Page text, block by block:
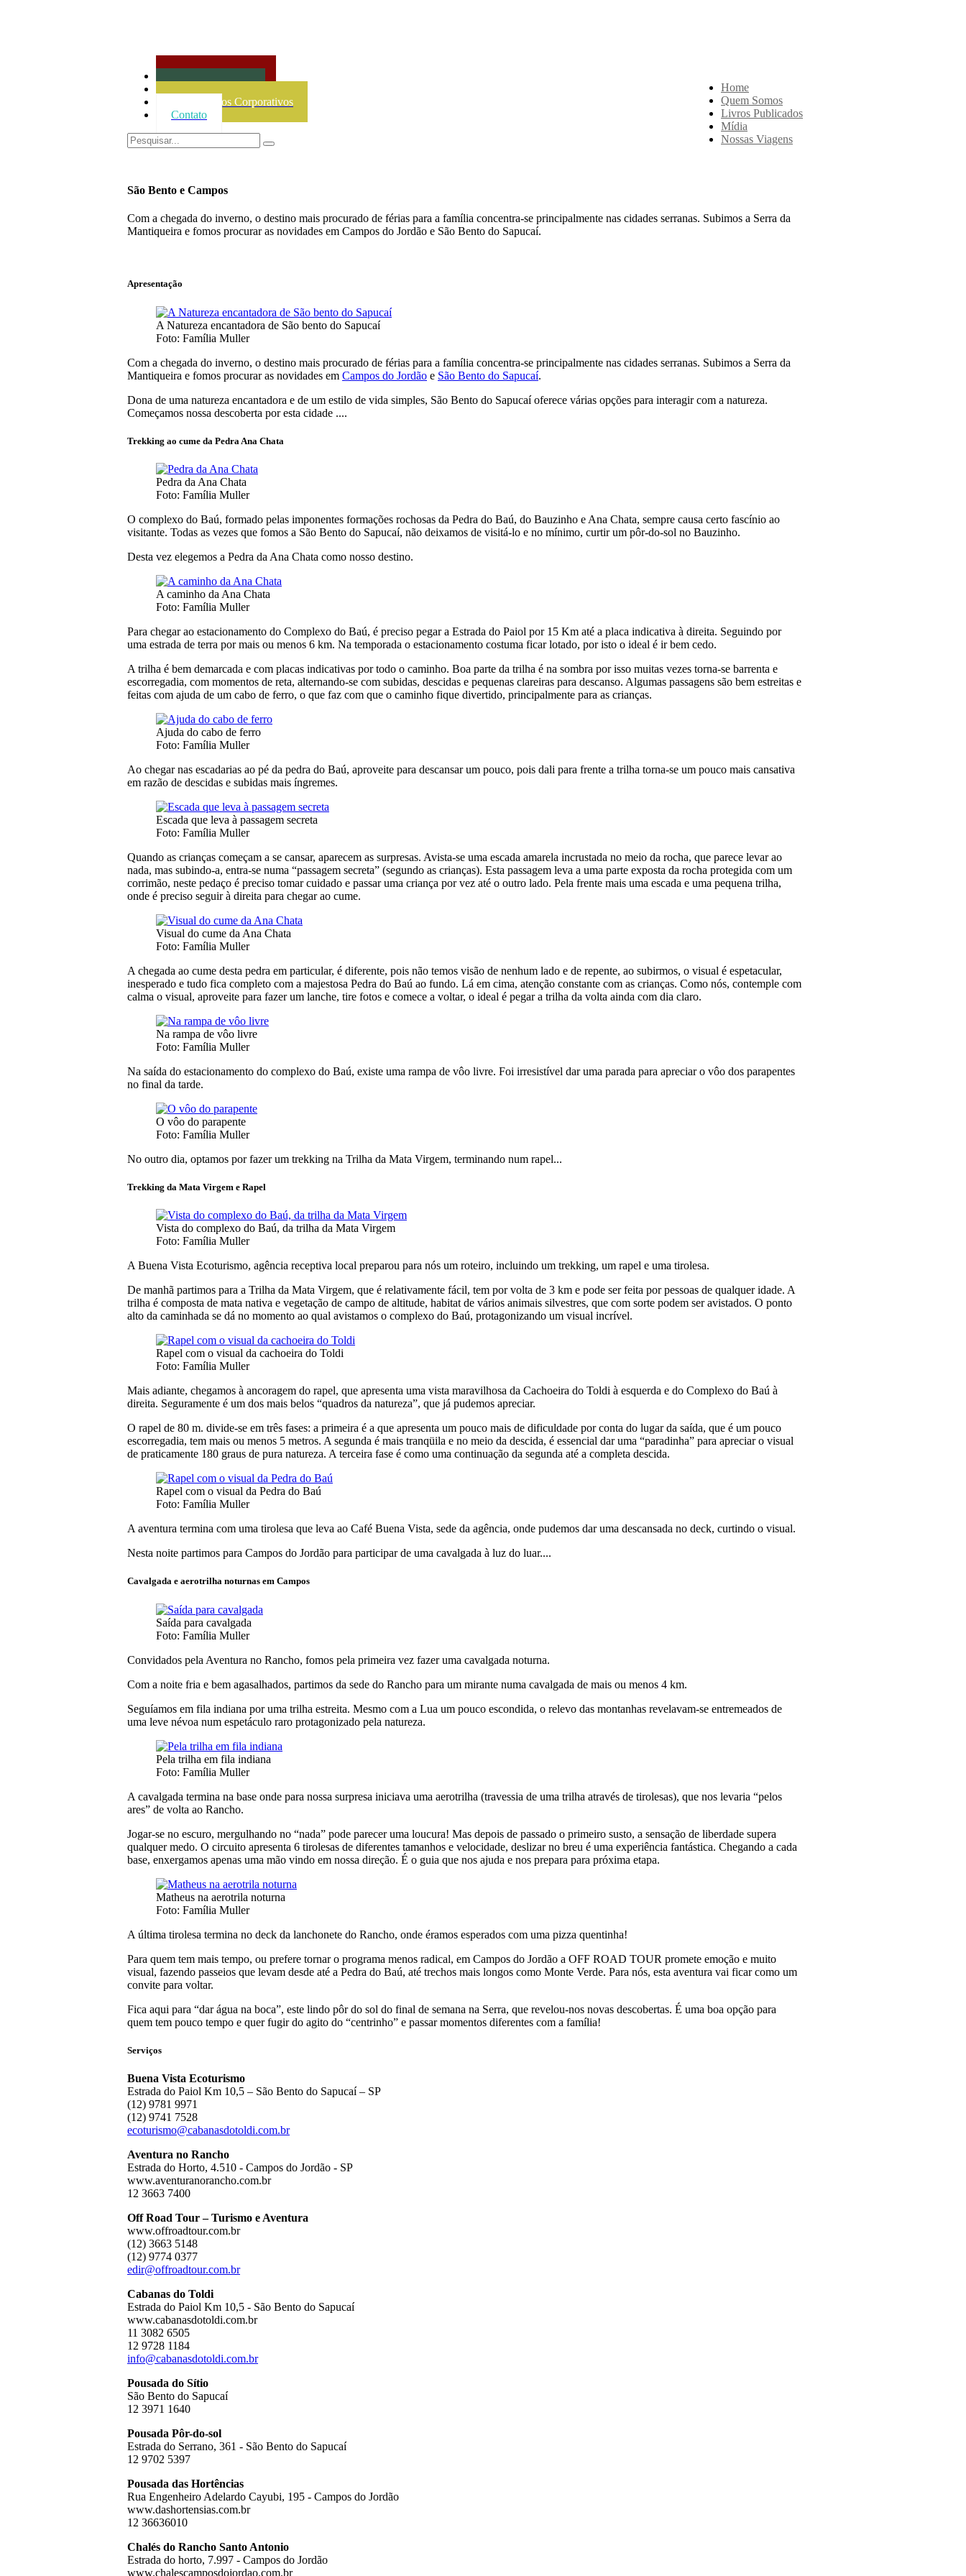
Home
Quem Somos
Livros Publicados
Mídia
Nossas Viagens
Treinamentos Corporativos
Contato
São Bento e Campos
Com a chegada do inverno, o destino mais procurado de férias para a família concentra-se principalmente nas cidades serranas. Subimos a Serra da
Mantiqueira e fomos procurar as novidades em Campos do Jordão e São Bento do Sapucaí.
Apresentação
A Natureza encantadora de São bento do Sapucaí
Foto: Família Muller
Com a chegada do inverno, o destino mais procurado de férias para a família concentra-se principalmente nas cidades serranas. Subimos a Serra da
Mantiqueira e fomos procurar as novidades em Campos do Jordão e São Bento do Sapucaí.
Dona de uma natureza encantadora e de um estilo de vida simples, São Bento do Sapucaí oferece várias opções para interagir com a natureza.
Começamos nossa descoberta por esta cidade ....
Trekking ao cume da Pedra Ana Chata
Pedra da Ana Chata
Foto: Família Muller
O complexo do Baú, formado pelas imponentes formações rochosas da Pedra do Baú, do Bauzinho e Ana Chata, sempre causa certo fascínio ao
visitante. Todas as vezes que fomos a São Bento do Sapucaí, não deixamos de visitá-lo e no mínimo, curtir um pôr-do-sol no Bauzinho.
Desta vez elegemos a Pedra da Ana Chata como nosso destino.
A caminho da Ana Chata
Foto: Família Muller
Para chegar ao estacionamento do Complexo do Baú, é preciso pegar a Estrada do Paiol por 15 Km até a placa indicativa à direita. Seguindo por
uma estrada de terra por mais ou menos 6 km. Na temporada o estacionamento costuma ficar lotado, por isto o ideal é ir bem cedo.
A trilha é bem demarcada e com placas indicativas por todo o caminho. Boa parte da trilha é na sombra por isso muitas vezes torna-se barrenta e
escorregadia, com momentos de reta, alternando-se com subidas, descidas e pequenas clareiras para descanso. Algumas passagens são bem estreitas e
feitas com ajuda de um cabo de ferro, o que faz com que o caminho fique divertido, principalmente para as crianças.
Ajuda do cabo de ferro
Foto: Família Muller
Ao chegar nas escadarias ao pé da pedra do Baú, aproveite para descansar um pouco, pois dali para frente a trilha torna-se um pouco mais cansativa
em razão de descidas e subidas mais íngremes.
Escada que leva à passagem secreta
Foto: Família Muller
Quando as crianças começam a se cansar, aparecem as surpresas. Avista-se uma escada amarela incrustada no meio da rocha, que parece levar ao
nada, mas subindo-a, entra-se numa “passagem secreta” (segundo as crianças). Esta passagem leva a uma parte exposta da rocha protegida com um
corrimão, neste pedaço é preciso tomar cuidado e passar uma criança por vez até o outro lado. Pela frente mais uma escada e uma pequena trilha,
onde é preciso seguir à direita para chegar ao cume.
Visual do cume da Ana Chata
Foto: Família Muller
A chegada ao cume desta pedra em particular, é diferente, pois não temos visão de nenhum lado e de repente, ao subirmos, o visual é espetacular,
inesperado e tudo fica completo com a majestosa Pedra do Baú ao fundo. Lá em cima, atenção constante com as crianças. Como nós, contemple com
calma o visual, aproveite para fazer um lanche, tire fotos e comece a voltar, o ideal é pegar a trilha da volta ainda com dia claro.
Na rampa de vôo livre
Foto: Família Muller
Na saída do estacionamento do complexo do Baú, existe uma rampa de vôo livre. Foi irresistível dar uma parada para apreciar o vôo dos parapentes
no final da tarde.
O vôo do parapente
Foto: Família Muller
No outro dia, optamos por fazer um trekking na Trilha da Mata Virgem, terminando num rapel...
Trekking da Mata Virgem e Rapel
Vista do complexo do Baú, da trilha da Mata Virgem
Foto: Família Muller
A Buena Vista Ecoturismo, agência receptiva local preparou para nós um roteiro, incluindo um trekking, um rapel e uma tirolesa.
De manhã partimos para a Trilha da Mata Virgem, que é relativamente fácil, tem por volta de 3 km e pode ser feita por pessoas de qualquer idade. A
trilha é composta de mata nativa e vegetação de campo de altitude, habitat de vários animais silvestres, que com sorte podem ser avistados. O ponto
alto da caminhada se dá no momento ao qual avistamos o complexo do Baú, protagonizando um visual incrível.
Rapel com o visual da cachoeira do Toldi
Foto: Família Muller
Mais adiante, chegamos à ancoragem do rapel, que apresenta uma vista maravilhosa da Cachoeira do Toldi à esquerda e do Complexo do Baú à
direita. Seguramente é um dos mais belos “quadros da natureza”, que já pudemos apreciar.
O rapel de 80 m. divide-se em três fases: a primeira é a que apresenta um pouco mais de dificuldade por conta do lugar da saída, que é um pouco
escorregadia, tem mais ou menos 5 metros. A segunda é mais tranqüila e no meio da descida, é essencial dar uma “paradinha” para apreciar o visual
de praticamente 180 graus de pura natureza. A terceira fase é como uma continuação da segunda até a completa descida.
Rapel com o visual da Pedra do Baú
Foto: Família Muller
A aventura termina com uma tirolesa que leva ao Café Buena Vista, sede da agência, onde pudemos dar uma descansada no deck, curtindo o visual.
Nesta noite partimos para Campos do Jordão para participar de uma cavalgada à luz do luar....
Cavalgada e aerotrilha noturnas em Campos
Saída para cavalgada
Foto: Família Muller
Convidados pela Aventura no Rancho, fomos pela primeira vez fazer uma cavalgada noturna.
Com a noite fria e bem agasalhados, partimos da sede do Rancho para um mirante numa cavalgada de mais ou menos 4 km.
Seguíamos em fila indiana por uma trilha estreita. Mesmo com a Lua um pouco escondida, o relevo das montanhas revelavam-se entremeados de
uma leve névoa num espetáculo raro protagonizado pela natureza.
Pela trilha em fila indiana
Foto: Família Muller
A cavalgada termina na base onde para nossa surpresa iniciava uma aerotrilha (travessia de uma trilha através de tirolesas), que nos levaria “pelos
ares” de volta ao Rancho.
Jogar-se no escuro, mergulhando no “nada” pode parecer uma loucura! Mas depois de passado o primeiro susto, a sensação de liberdade supera
qualquer medo. O circuito apresenta 6 tirolesas de diferentes tamanhos e velocidade, deslizar no breu é uma experiência fantástica. Chegando a cada
base, enxergamos apenas uma mão vindo em nossa direção. É o guia que nos ajuda e nos prepara para próxima etapa.
Matheus na aerotrila noturna
Foto: Família Muller
A última tirolesa termina no deck da lanchonete do Rancho, onde éramos esperados com uma pizza quentinha!
Para quem tem mais tempo, ou prefere tornar o programa menos radical, em Campos do Jordão a OFF ROAD TOUR promete emoção e muito
visual, fazendo passeios que levam desde até a Pedra do Baú, até trechos mais longos como Monte Verde. Para nós, esta aventura vai ficar como um
convite para voltar.
Fica aqui para “dar água na boca”, este lindo pôr do sol do final de semana na Serra, que revelou-nos novas descobertas. É uma boa opção para
quem tem pouco tempo e quer fugir do agito do “centrinho” e passar momentos diferentes com a família!
Serviços
Buena Vista Ecoturismo
Estrada do Paiol Km 10,5 – São Bento do Sapucaí – SP
(12) 9781 9971
(12) 9741 7528
ecoturismo@cabanasdotoldi.com.br
Aventura no Rancho
Estrada do Horto, 4.510 - Campos do Jordão - SP
www.aventuranorancho.com.br
12 3663 7400
Off Road Tour – Turismo e Aventura
www.offroadtour.com.br
(12) 3663 5148
(12) 9774 0377
edir@offroadtour.com.br
Cabanas do Toldi
Estrada do Paiol Km 10,5 - São Bento do Sapucaí
www.cabanasdotoldi.com.br
11 3082 6505
12 9728 1184
info@cabanasdotoldi.com.br
Pousada do Sítio
São Bento do Sapucaí
12 3971 1640
Pousada Pôr-do-sol
Estrada do Serrano, 361 - São Bento do Sapucaí
12 9702 5397
Pousada das Hortências
Rua Engenheiro Adelardo Cayubi, 195 - Campos do Jordão
www.dashortensias.com.br
12 36636010
Chalés do Rancho Santo Antonio
Estrada do horto, 7.997 - Campos do Jordão
www.chalescamposdojordao.com.br